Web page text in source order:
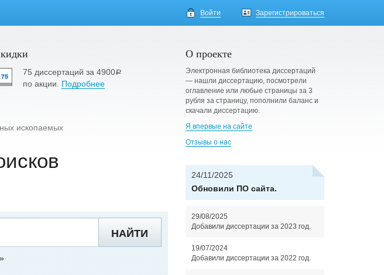
Войти Зарегистрироваться
75 диссертаций за 4900a
по акции. Подробнее
ископаемых
НАЙТИ
О проекте
Электронная библиотека диссертаций
— нашли диссертацию, посмотрели
оглавление или любые страницы за 3
рубля за страницу, пополнили баланс и
скачали диссертацию.
Я впервые на сайте
Отзывы о нас
24/11/2025
Обновили ПО сайта.
29/08/2025
Добавили диссертации за 2023 год.
19/07/2024
Добавили диссертации за 2022 год.